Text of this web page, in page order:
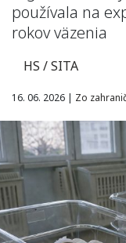
používala na
rokov väzenia
HS / SITA
16. 06. 2026 | Zo